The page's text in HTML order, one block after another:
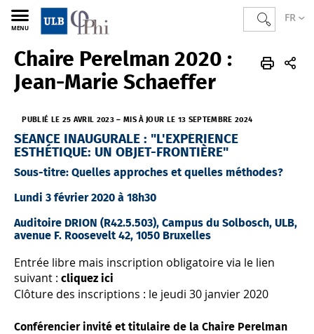
FR
MENU
PHI FR Actualités
Chaire Perelman 2020 :
Jean-Marie Schaeffer
PUBLIÉ LE 25 AVRIL 2023 – MIS À JOUR LE 13 SEPTEMBRE 2024
SÉANCE INAUGURALE : "L'EXPÉRIENCE
ESTHÉTIQUE: UN OBJET-FRONTIÈRE"
Sous-titre: Quelles approches et quelles méthodes?
Lundi 3 février 2020 à 18h30
Auditoire DRION (R42.5.503), Campus du Solbosch, ULB,
avenue F. Roosevelt 42, 1050 Bruxelles
Entrée libre mais inscription obligatoire via le lien
suivant : cliquez ici
Clôture des inscriptions : le jeudi 30 janvier 2020
Conférencier invité et titulaire de la Chaire Perelman